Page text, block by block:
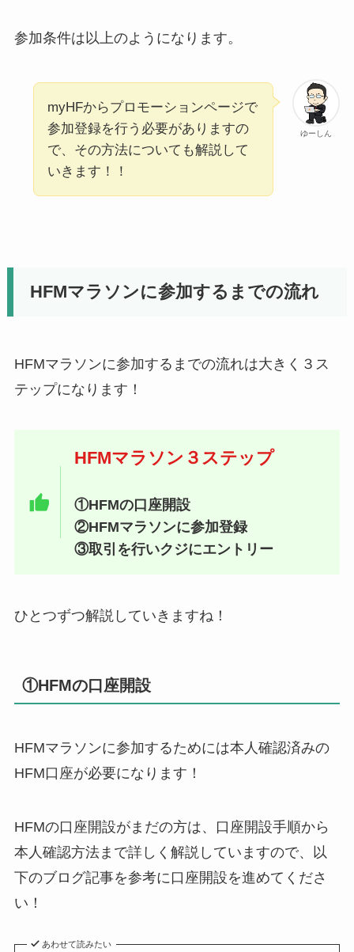
参加条件は以上のようになります。
ゆーしん
myHFからプロモーションページで
参加登録を行う必要がありますの
で、その方法についても解説して
いきます！！
HFMマラソンに参加するまでの流れ
HFMマラソンに参加するまでの流れは大きく３ス
テップになります！
HFMマラソン３ステップ
①HFMの口座開設
②HFMマラソンに参加登録
③取引を行いクジにエントリー
ひとつずつ解説していきますね！
①HFMの口座開設
HFMマラソンに参加するためには本人確認済みの
HFM口座が必要になります！
HFMの口座開設がまだの方は、口座開設手順から
本人確認方法まで詳しく解説していますので、以
下のブログ記事を参考に口座開設を進めてくださ
い！
あわせて読みたい